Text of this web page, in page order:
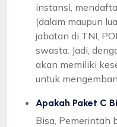
instansi,
(dalam maupun
jabatan di TNI,
swasta. Jadi,
akan memiliki
untuk
Apakah Paket C
Bisa, Pemerintah